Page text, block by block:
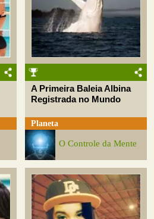
A Primeira Baleia Albina
Registrada no Mundo
Planeta
O Controle da Mente